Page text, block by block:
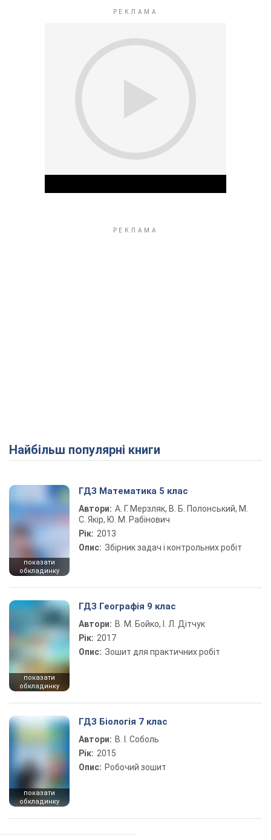
Найбільш популярні книги
показати
обкладинку
ГДЗ Математика 5 клас
Автори: А. Г. Мерзляк, В. Б. Полонський, М.
С. Якір, Ю. М. Рабінович
Рік: 2013
Опис: Збірник задач і контрольних робіт
показати
обкладинку
ГДЗ Географія 9 клас
Автори: В. М. Бойко, І. Л. Дітчук
Рік: 2017
Опис: Зошит для практичних робіт
показати
обкладинку
ГДЗ Біологія 7 клас
Автори: В. І. Соболь
Рік: 2015
Опис: Робочий зошит